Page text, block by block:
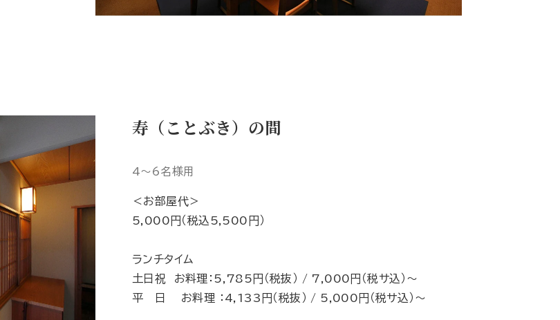
寿（ことぶき）の間
4～6名様用
＜お部屋代＞
5,000円（税込5,500円）
ランチタイム
土日祝 お料理：5,785円（税抜） / 7,000円（税サ込）～
平 日 お料理 ：4,133円（税抜） / 5,000円（税サ込）～